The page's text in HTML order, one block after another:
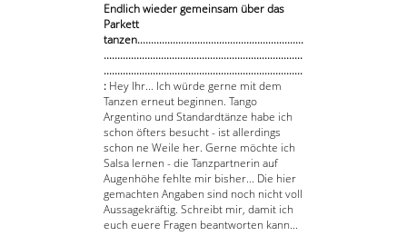
Endlich wieder gemeinsam über das
Parkett
tanzen.............................................................
.........................................................................
.........................................................................
: Hey Ihr... Ich würde gerne mit dem
Tanzen erneut beginnen. Tango
Argentino und Standardtänze habe ich
schon öfters besucht - ist allerdings
schon ne Weile her. Gerne möchte ich
Salsa lernen - die Tanzpartnerin auf
Augenhöhe fehlte mir bisher... Die hier
gemachten Angaben sind noch nicht voll
Aussagekräftig. Schreibt mir, damit ich
euch euere Fragen beantworten kann...